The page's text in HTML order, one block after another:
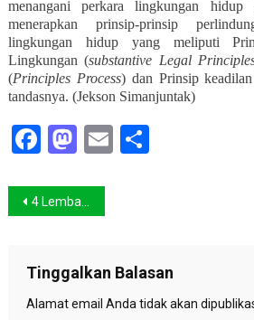
menangani perkara lingkungan hidup
menerapkan prinsip-prinsip
lingkungan hidup yang meliputi
Lingkungan (substantive Legal
(Principles Process) dan Prinsip
tandasnya. (Jekson Simanjuntak)
Facebook
Mastodon
Email
Navigasi
4 Lembaga Ajukan Amicus Curiae, Papua Bukan Tanah Kosong
Tinggalkan Balasan
Alamat email Anda tidak akan